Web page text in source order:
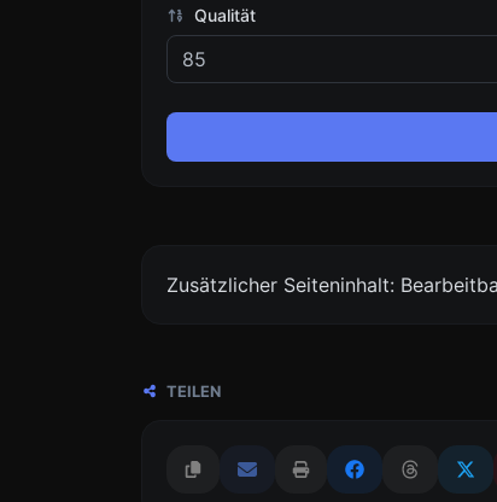
Qualität
Zusätzlicher Seiteninhalt:
TEILEN